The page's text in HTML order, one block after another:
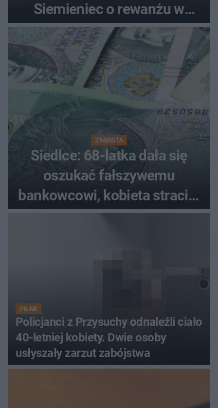
Siemieniec o rewanżu w
Szkocji
Z MIASTA
Siedlce: 68-latka dała się
oszukać fałszywemu
bankowcowi, kobieta straciła
blisko 40 tys. zł
PILNE
Policjanci z Przysuchy odnaleźli ciało
40-letniej kobiety. Dwie osoby
usłyszały zarzut zabójstwa